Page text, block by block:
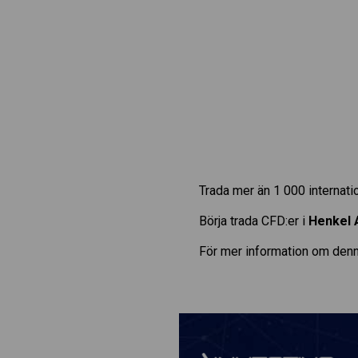
Trada mer än 1 000
Börja trada CFD:er i Henkel
För mer information om